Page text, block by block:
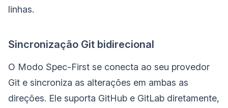
linhas.
Sincronização Git bidirecional
O Modo Spec-First se conecta ao seu provedor
Git e sincroniza as alterações em ambas as
direções. Ele suporta GitHub e GitLab diretamente,